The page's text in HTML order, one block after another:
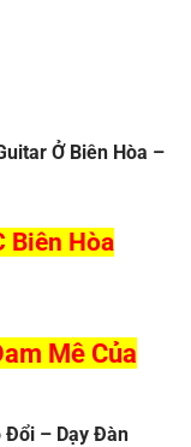
Ở Biên Hòa –
Biên Hòa
Mê Của
Đổi – Dạy Đàn